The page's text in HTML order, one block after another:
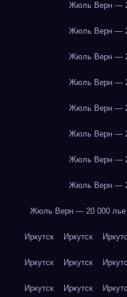
Жюль Верн —
Жюль Верн —
Жюль Верн —
Жюль Верн —
Жюль Верн —
Жюль Верн —
Жюль Верн —
Жюль Верн —
Жюль Верн — 20 000 лье
Иркутск Иркутск
Иркутск Иркутск
Иркутск Иркутск